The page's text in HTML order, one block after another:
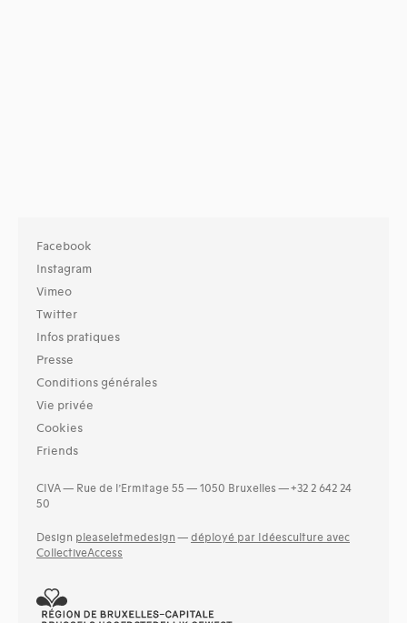
Facebook
Instagram
Vimeo
Twitter
Infos pratiques
Presse
Conditions générales
Vie privée
Cookies
Friends
CIVA — Rue de l’Ermitage 55 — 1050 Bruxelles — +32 2 642 24
50
Design pleaseletmedesign — déployé par Idéesculture avec
CollectiveAccess